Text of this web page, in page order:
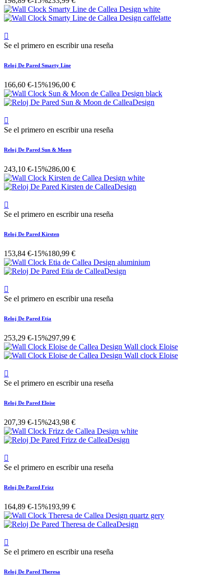

Se el primero en escribir una reseña
Reloj De Pared Smarty Line
166,60 €-15%196,00 €

Se el primero en escribir una reseña
Reloj De Pared Sun & Moon
243,10 €-15%286,00 €

Se el primero en escribir una reseña
Reloj De Pared Kirsten
153,84 €-15%180,99 €

Se el primero en escribir una reseña
Reloj De Pared Etia
253,29 €-15%297,99 €

Se el primero en escribir una reseña
Reloj De Pared Eloise
207,39 €-15%243,98 €

Se el primero en escribir una reseña
Reloj De Pared Frizz
164,89 €-15%193,99 €

Se el primero en escribir una reseña
Reloj De Pared Theresa